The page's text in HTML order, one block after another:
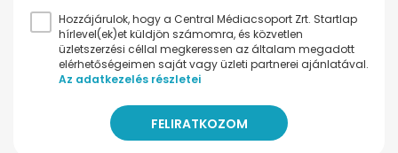
Hozzájárulok, hogy a Central Médiacsoport Zrt. Startlap
hírlevel(ek)et küldjön számomra, és közvetlen
üzletszerzési céllal megkeressen az általam megadott
elérhetőségeimen saját vagy üzleti partnerei ajánlatával.
Az adatkezelés részletei